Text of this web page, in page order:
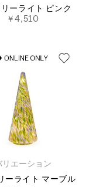
ーライト ピンク
￥4,510
リエーション
ーライト マーブル